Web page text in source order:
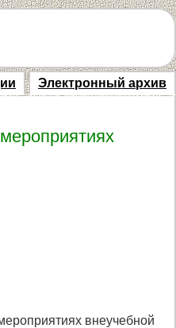
Электронный архив
внеучебной